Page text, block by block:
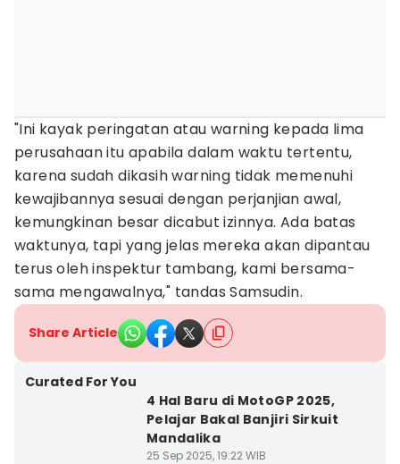
"Ini kayak peringatan atau warning kepada lima
perusahaan itu apabila dalam waktu tertentu,
karena sudah dikasih warning tidak memenuhi
kewajibannya sesuai dengan perjanjian awal,
kemungkinan besar dicabut izinnya. Ada batas
waktunya, tapi yang jelas mereka akan dipantau
terus oleh inspektur tambang, kami bersama-
sama mengawalnya," tandas Samsudin.
Share Article
Curated For You
4 Hal Baru di MotoGP 2025,
Pelajar Bakal Banjiri Sirkuit
Mandalika
25 Sep 2025, 19:22 WIB